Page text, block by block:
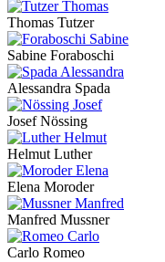
Thomas Tutzer
Sabine Foraboschi
Alessandra Spada
Josef Nössing
Helmut Luther
Elena Moroder
Manfred Mussner
Carlo Romeo